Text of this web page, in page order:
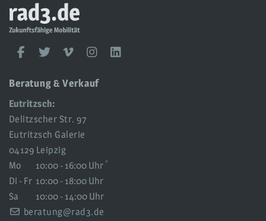
rad3
UG
rad3
Social
FacebookTwitter Vimeo Instagram
Beratung & Verkauf
Eutritzsch:
Delitzscher Str. 97
Eutritzsch Galerie
04129 Leipzig
Mo
10:00 - 16:00 Uhr *
Di - Fr 10:00 - 18:00 Uhr
Sa
10:00 - 14:00 Uhr
beratung@rad3.de